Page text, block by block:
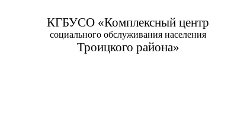
КГБУСО «Комплексный центр
социального обслуживания населения
Троицкого района»